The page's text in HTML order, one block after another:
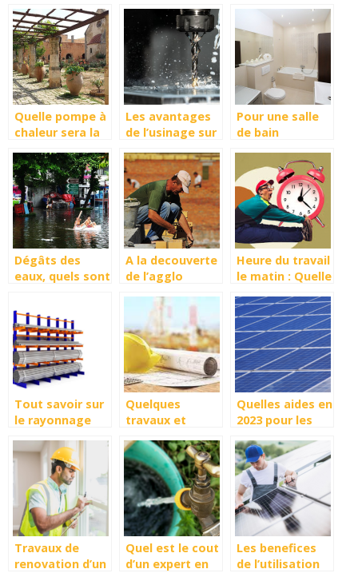
maison?
Quelle pompe à
chaleur sera la
à votre maison
?
Les avantages
de l’usinage sur
réparation de
vos appareils
Pour une salle
de bain
confortable
Dégâts des
eaux, quels sont
protéger
A la decouverte
de l’agglo
Heure du travail
le matin : Quelle
recommande
pour
commencer ?
Tout savoir sur
le rayonnage
definition et
utilisation
Quelques
travaux et
necessaires en
exterieur pour
securiser votre
entreprise
Quelles aides en
2023 pour les
solaire ?
Travaux de
renovation d’un
Quel est le cout
d’un expert en
Les benefices
de l’utilisation